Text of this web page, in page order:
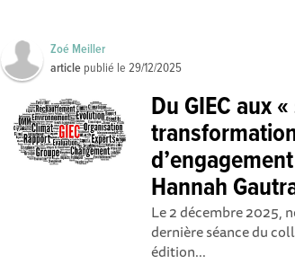
Zoé Meiller
article publié le29/12/2025
Du GIEC aux
Hannah
Le 2 décembre 2025,
dernière séance du
édition...